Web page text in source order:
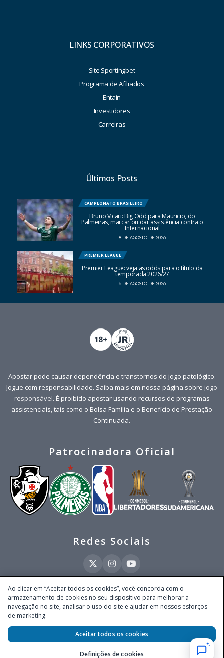
LINKS CORPORATIVOS
Site Sportingbet
Programa de Afiliados
Entain
Investidores
Carreiras
Últimos Posts
CAMPEONATO BRASILEIRO
Bruno Vicari: Big Odd para Mauricio, do
Palmeiras, marcar ou dar assistência contra o
Internacional
8 DE AGOSTO DE 2026
PREMIER LEAGUE
Premier League: veja as odds para o título da
temporada 2026/27
6 DE AGOSTO DE 2026
Apostar pode causar dependência e transtornos do jogo patológico.
Jogue com responsabilidade. Saiba mais em nossa página sobre jogo
responsável. É proibido apostar usando recursos de programas
assistenciais, tais como o Bolsa Família e o Benefício de Prestação
Continuada.
Patrocinadora Oficial
Redes Sociais
Este site é operado pela Ventmear Brasil LTDA (CNPJ 52.868.380/0001-84), com
endereço na Avenida Brigadeiro Faria Lima, nº 4.055, 3º andar, Itaim Bibi, no
Município de São Paulo, Estado de São Paulo, CEP 04538-133, Brasil - empresa
Secretaria de Prêmios e Apostas do Ministério da Fazenda, conforme Portaria nº
247, de 07.02.2025, publicada no DOU em 11.2.2025.
Ao clicar em “Aceitar todos os cookies”, você concorda com o
armazenamento de cookies no seu dispositivo para melhorar a
navegação no site, analisar o uso do site e ajudar em nossos esforços
de marketing.
Definições de cookies
Aceitar todos os cookies